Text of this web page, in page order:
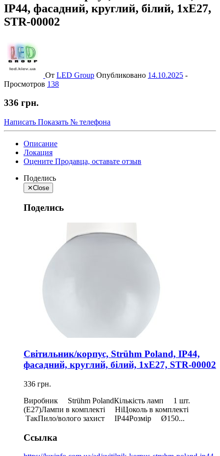
IP44, фасадний, круглий, білий, 1xE27,
STR-00002
От LED Group Опубликовано 14.10.2025 -
Просмотров 138
336 грн.
Написать Показать № телефона
Описание
Локация
Оцените Продавца, оставьте отзыв
Поделись
✕Close
Поделись
Світильник/корпус, Strühm Poland, IP44,
фасадний, круглий, білий, 1xE27, STR-00002
336 грн.
Виробник Strühm PolandКількість ламп 1 шт.
(Е27)Лампи в комплекті НіЦоколь в комплекті
ТакПило/волого захист IP44Розмір Ø150...
Ссылка